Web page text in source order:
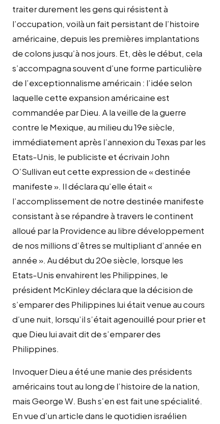
traiter durement les gens qui résistent à
l’occupation, voilà un fait persistant de l’histoire
américaine, depuis les premières implantations
de colons jusqu’à nos jours. Et, dès le début, cela
s’accompagna souvent d’une forme particulière
de l’exceptionnalisme américain : l’idée selon
laquelle cette expansion américaine est
commandée par Dieu. A la veille de la guerre
contre le Mexique, au milieu du 19e siècle,
immédiatement après l’annexion du Texas par les
Etats-Unis, le publiciste et écrivain John
O’Sullivan eut cette expression de « destinée
manifeste ». Il déclara qu’elle était «
l’accomplissement de notre destinée manifeste
consistant à se répandre à travers le continent
alloué par la Providence au libre développement
de nos millions d’êtres se multipliant d’année en
année ». Au début du 20e siècle, lorsque les
Etats-Unis envahirent les Philippines, le
président McKinley déclara que la décision de
s’emparer des Philippines lui était venue au cours
d’une nuit, lorsqu’il s’était agenouillé pour prier et
que Dieu lui avait dit de s’emparer des
Philippines.
Invoquer Dieu a été une manie des présidents
américains tout au long de l’histoire de la nation,
mais George W. Bush s’en est fait une spécialité.
En vue d’un article dans le quotidien israélien